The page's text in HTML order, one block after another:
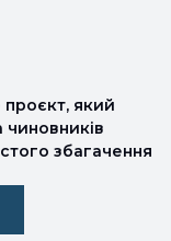
який
чиновників
збагачення